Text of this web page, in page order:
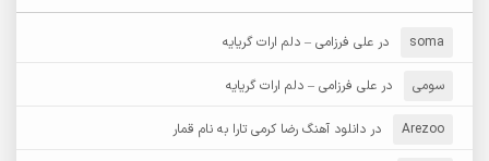
آرش عثمان
آرش مبهم آرش مستشیری
soma در علی فرزامی – دلم ارات گریایه
سومی در علی فرزامی – دلم ارات گریایه
Arezoo در دانلود آهنگ رضا کرمی تارا به نام قمار